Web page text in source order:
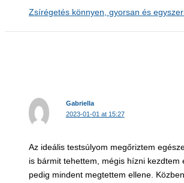
Zsírégetés könnyen, gyorsan és
Gabriella
2023-01-01 at 15:27
Az ideális testsúlyom megőriztem
is bármit tehettem, mégis hízni kezdtem
pedig mindent megtettem ellene.